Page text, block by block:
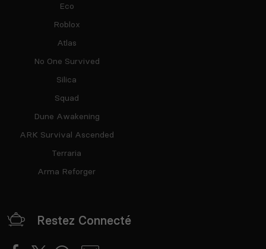
Eco
Roblox
Atlas
No One Survived
Silica
Squad
Dune Awakening
ARK Survival Ascended
Terraria
Arma Reforger
Restez Connecté